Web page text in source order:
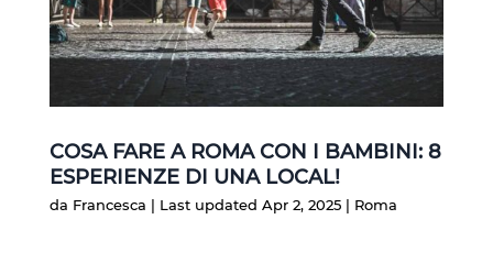
COSA FARE A ROMA CON I BAMBINI: 8
ESPERIENZE DI UNA LOCAL!
da Francesca | Last updated Apr 2, 2025| Roma